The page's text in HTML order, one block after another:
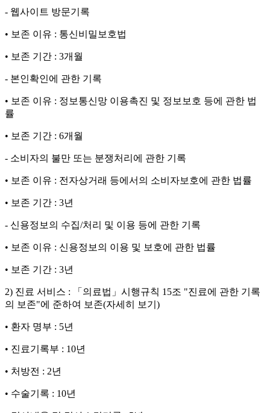
- 웹사이트 방문기록
• 보존 이유 : 통신비밀보호법
• 보존 기간 : 3개월
- 본인확인에 관한 기록
• 보존 이유 : 정보통신망 이용촉진 및 정보보호 등에 관한 법
률
• 보존 기간 : 6개월
- 소비자의 불만 또는 분쟁처리에 관한 기록
• 보존 이유 : 전자상거래 등에서의 소비자보호에 관한 법률
• 보존 기간 : 3년
- 신용정보의 수집/처리 및 이용 등에 관한 기록
• 보존 이유 : 신용정보의 이용 및 보호에 관한 법률
• 보존 기간 : 3년
2) 진료 서비스 : 「의료법」시행규칙 15조 "진료에 관한 기록
의 보존"에 준하여 보존(자세히 보기)
• 환자 명부 : 5년
• 진료기록부 : 10년
• 처방전 : 2년
• 수술기록 : 10년